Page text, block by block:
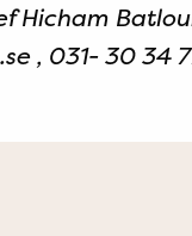
Hicham
, 031- 30 34